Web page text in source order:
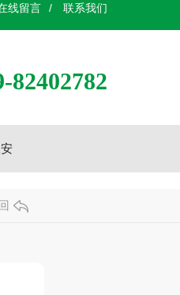
线留言 / 联系我们
82402782